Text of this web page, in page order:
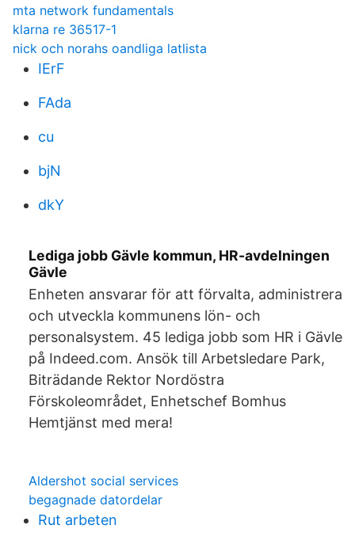
mta network fundamentals
klarna re 36517-1
nick och norahs oandliga latlista
IErF
FAda
cu
bjN
dkY
Lediga jobb Gävle kommun, HR-avdelningen
Gävle
Enheten ansvarar för att förvalta, administrera
och utveckla kommunens lön- och
personalsystem. 45 lediga jobb som HR i Gävle
på Indeed.com. Ansök till Arbetsledare Park,
Biträdande Rektor Nordöstra
Förskoleområdet, Enhetschef Bomhus
Hemtjänst med mera!
Aldershot social services
begagnade datordelar
Rut arbeten